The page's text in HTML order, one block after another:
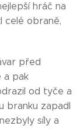
hráč na
celé obraně,
před
a pak
od tyče a
branku zapadl
síly a